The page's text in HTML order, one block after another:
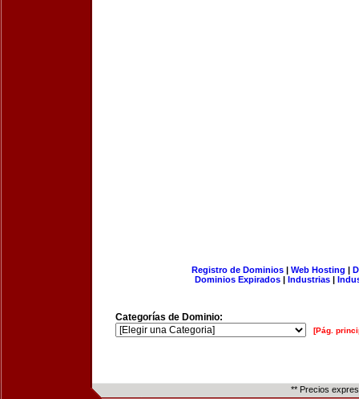
Registro de Dominios| Web Hosting |
Dominios Expirados | Industrias |
Categorías de Dominio:
[Pág.
** Precios